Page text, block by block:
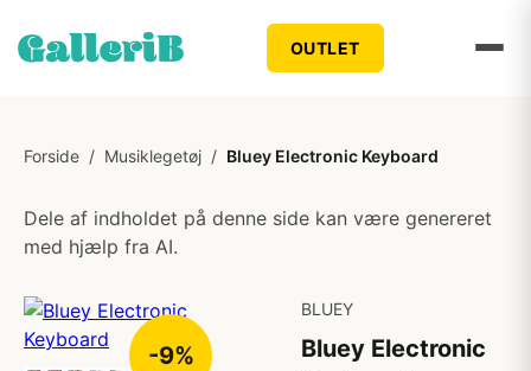
OUTLET
Forside / Musiklegetøj / Bluey Electronic Keyboard
Dele af indholdet på denne side kan være genereret
med hjælp fra AI.
-9%
BLUEY
Bluey Electronic